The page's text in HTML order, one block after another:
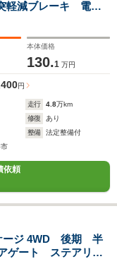
減ブレーキ 電動
ドルシフト
本体価格
130.1 万円
円
走行 4.8万km
修復
あり
整備
法定整備付
依頼
ージ 4WD 後期 半
ート ステアリン